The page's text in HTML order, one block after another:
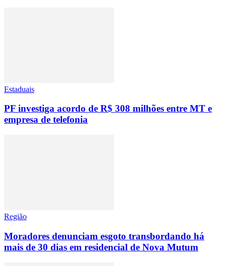
Estaduais
PF investiga acordo de R$ 308 milhões entre MT e
empresa de telefonia
Região
Moradores denunciam esgoto transbordando há
mais de 30 dias em residencial de Nova Mutum